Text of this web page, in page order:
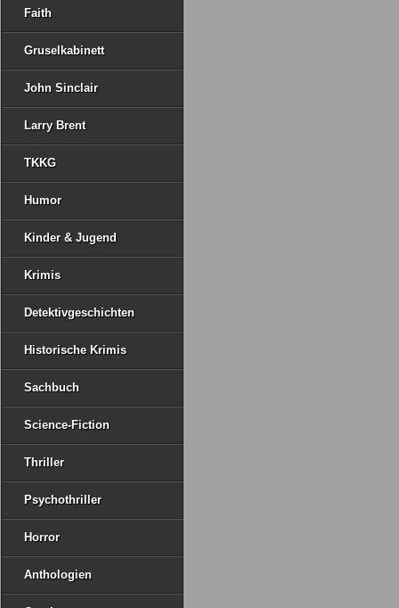
Faith
Gruselkabinett
John Sinclair
Larry Brent
TKKG
Humor
Kinder & Jugend
Krimis
Detektivgeschichten
Historische Krimis
Sachbuch
Science-Fiction
Thriller
Psychothriller
Horror
Anthologien